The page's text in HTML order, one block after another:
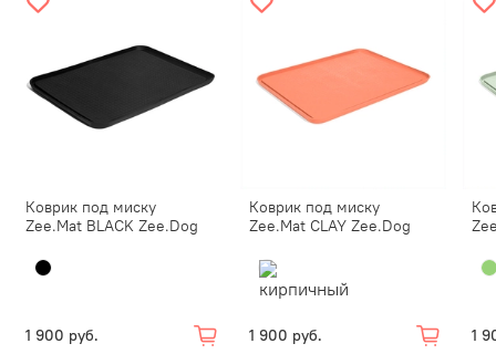
Коврик под миску
Zee.Mat BLACK Zee.Dog
1 900 руб.
Коврик под миску
Zee.Mat CLAY Zee.Dog
1 900 руб. 1